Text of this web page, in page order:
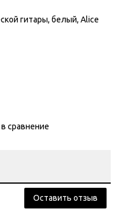
гитары, белый, Alice
сравнение
Оставить отзыв